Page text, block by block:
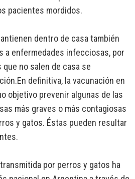
pacientes mordidos.
dentro de casa también
a enfermedades infecciosas, por
no salen de casa se
definitiva, la vacunación en
objetivo prevenir algunas de las
más graves o más contagiosas
y gatos. Éstas pueden resultar
por perros y gatos ha